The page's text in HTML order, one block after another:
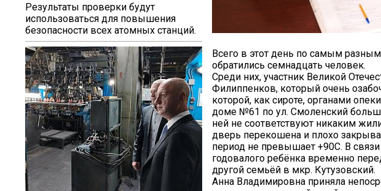
Результаты проверки будут
использоваться для повышения
безопасности всех атомных станций.
Всего в этот день по самым
обратились семнадцать человек.
Среди них, участник Великой
Филиппенков, который очень
которой, как сироте, органами
доме №61 по ул. Смоленский
ней не соответствуют никаким
дверь перекошена и плохо
период не превышает +90С. В
годовалого ребёнка временно
другой семьёй в мкр. Кутузовский.
Анна Владимировна приняла